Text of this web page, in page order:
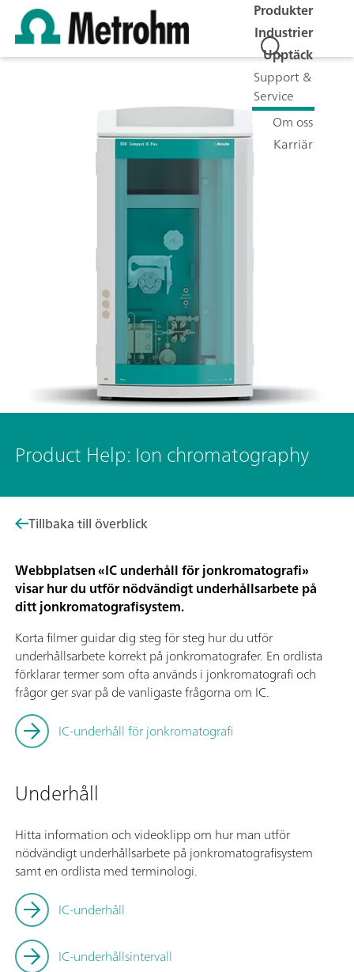
Produkter
Industrier
Upptäck
Support &
Service
Om oss
Karriär
Product Help: Ion chromatography
Tillbaka till överblick
Webbplatsen «IC underhåll för jonkromatografi»
visar hur du utför nödvändigt underhållsarbete på
ditt jonkromatografisystem.
Korta filmer guidar dig steg för steg hur du utför
underhållsarbete korrekt på jonkromatografer. En ordlista
förklarar termer som ofta används i jonkromatografi och
frågor ger svar på de vanligaste frågorna om IC.
IC-underhåll för jonkromatografi
Underhåll
Hitta information och videoklipp om hur man utför
nödvändigt underhållsarbete på jonkromatografisystem
samt en ordlista med terminologi.
IC-underhåll
IC-underhållsintervall